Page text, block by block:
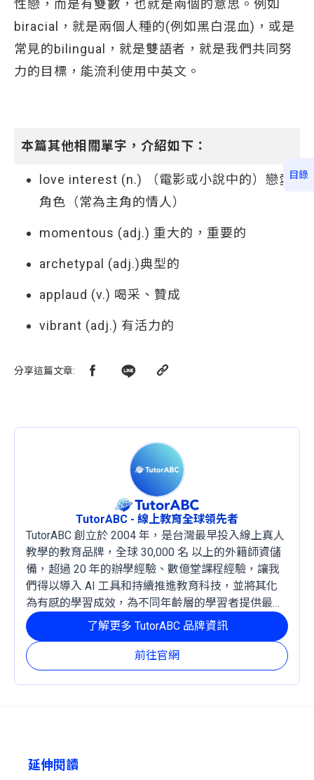
性戀，而是有雙數，也就是兩個的意思。例如
biracial，就是兩個人種的(例如黑白混血)，或是
常見的bilingual，就是雙語者，就是我們共同努
力的目標，能流利使用中英文。
本篇其他相關單字，介紹如下：
love interest (n.) （電影或小說中的）戀愛
角色（常為主角的情人）
momentous (adj.) 重大的，重要的
archetypal (adj.)典型的
applaud (v.) 喝采、贊成
vibrant (adj.) 有活力的
分享這篇文章:
TutorABC - 線上教育全球領先者
TutorABC 創立於 2004 年，是台灣最早投入線上真人
教學的教育品牌，全球 30,000 名 以上的外籍師資儲
備，超過 20 年的辦學經驗、數億堂課程經驗，讓我
們得以導入 AI 工具和持續推進教育科技，並將其化
為有感的學習成效，為不同年齡層的學習者提供最穩
定且有效的成長路徑。
前往官網
了解更多 TutorABC 品牌資訊
目錄
延伸閱讀